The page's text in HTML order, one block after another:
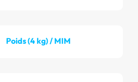
Poids (4 kg) / MIM